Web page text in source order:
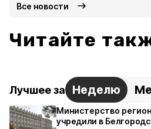
Все новости
Читайте
Лучшее за Неделю
Министерство
учредили в